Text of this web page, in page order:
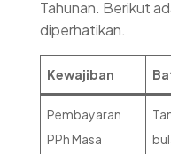
Tahunan. Berikut
diperhatikan.
Kewajiban
Pembayaran
PPh Masa